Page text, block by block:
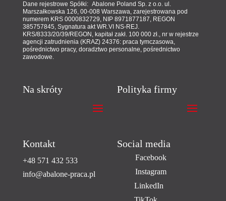
Dane rejestrowe Spółki: Abalone Poland Sp. z o.o. ul.
Marszałkowska 126, 00-008 Warszawa, zarejestrowana pod
numerem KRS 0000832729, NIP 8971877187, REGON
385757845, Sygnatura akt WR.VI NS-REJ.
KRS/8333/20/39/REGON, kapitał zakł. 100 000 zł., nr w rejestrze
agencji zatrudnienia (KRAZ) 24376: praca tymczasowa,
pośrednictwo pracy, doradztwo personalne, pośrednictwo
zawodowe.
Na skróty Polityka firmy
Kontakt
+48 571 432 533
info@abalone-praca.pl
Social media
Facebook
Instagram
LinkedIn